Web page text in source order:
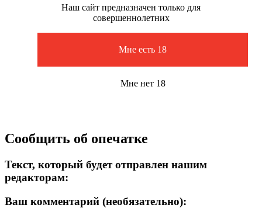
Наш сайт предназначен только для
совершеннолетних
Мне есть 18
Мне нет 18
Сообщить об опечатке
Текст, который будет отправлен нашим
редакторам:
Ваш комментарий (необязательно):